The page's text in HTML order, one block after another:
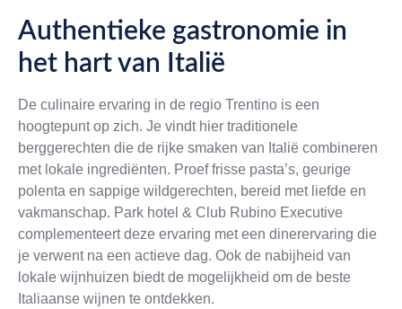
Authentieke gastronomie in
het hart van Italië
De culinaire ervaring in de regio Trentino is een
hoogtepunt op zich. Je vindt hier traditionele
berggerechten die de rijke smaken van Italië combineren
met lokale ingrediënten. Proef frisse pasta’s, geurige
polenta en sappige wildgerechten, bereid met liefde en
vakmanschap. Park hotel & Club Rubino Executive
complementeert deze ervaring met een dinerervaring die
je verwent na een actieve dag. Ook de nabijheid van
lokale wijnhuizen biedt de mogelijkheid om de beste
Italiaanse wijnen te ontdekken.